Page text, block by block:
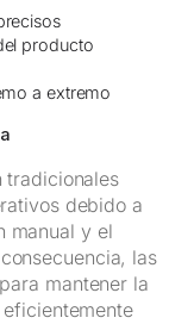
producto
a extremo
tradicionales
debido a
manual y el
las
mantener la